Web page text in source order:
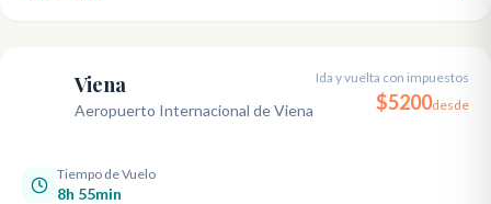
Viena
Aeropuerto Internacional de Viena
Ida y vuelta con impuestos
$5200desde
Tiempo de Vuelo
8h 55min